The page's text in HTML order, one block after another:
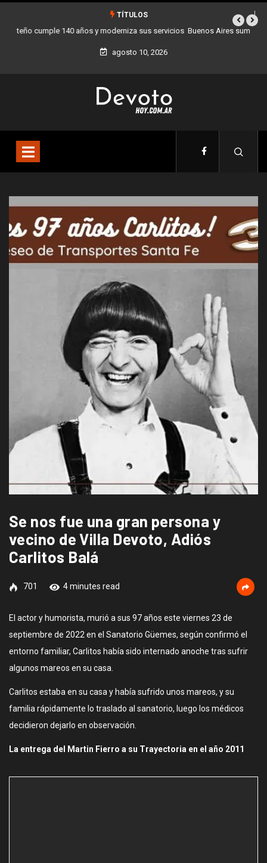
TÍTULOS
Buenos Aires sumó 12 nuevos Bares Notables y ya son 90 en toda la
Ciudad
agosto 10, 2026
Se nos fue una gran persona y
vecino de Villa Devoto, Adiós
Carlitos Balá
701 4 minutes read
El actor y humorista, murió a sus 97 años este viernes 23 de
septiembre de 2022 en el Sanatorio Güemes, según confirmó el
entorno familiar, Carlitos había sido internado anoche tras sufrir
algunos mareos en su casa.
Carlitos estaba en su casa y había sufrido unos mareos, y su
familia rápidamente lo traslado al sanatorio, luego los médicos
decidieron dejarlo en observación.
La entrega del Martin Fierro a su Trayectoria en el año 2011